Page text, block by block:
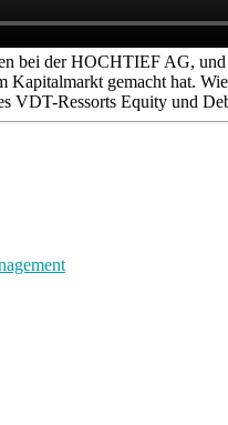
der HOCHTIEF AG,
Kapitalmarkt gemacht hat.
VDT-Ressorts Equity und